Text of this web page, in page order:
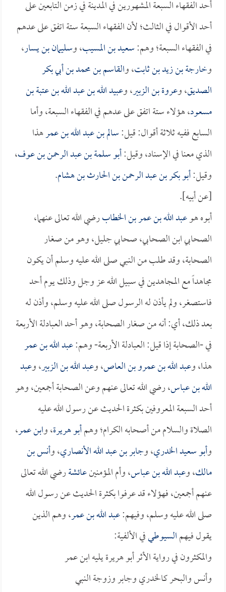
أحد الفقهاء السبعة المشهورين في المدينة في زمن التابعين على
أحد الأقوال في الثالث؛ لأن الفقهاء السبعة ستة اتفق على عدهم
في الفقهاء السبعة؛ وهم:سعيد بن المسيب، وسليمان بن يسار،
وخارجة بن زيد بن ثابت، والقاسم بن محمد بن أبي بكر
الصديق، وعروة بن الزبير، وعبيد الله بن عبد الله بن عتبة بن
مسعود، هؤلاء ستة اتفق على عدهم في الفقهاء السبعة، وأما
السابع ففيه ثلاثة أقوال: قيل:سالم بن عبد الله بن عمرهذا
الذي معنا في الإسناد، وقيل:أبو سلمة بن عبد الرحمن بن عوف،
وقيل:أبو بكر بن عبد الرحمن بن الحارث بن هشام.
[عن أبيه].
أبوه هوعبد الله بن عمر بن الخطابرضي الله تعالى عنهما،
الصحابي ابن الصحابي، صحابي جليل، وهو من صغار
الصحابة، وقد طلب من النبي صلى الله عليه وسلم أن يكون
مجاهداً مع المجاهدين في سبيل الله عز وجل وذلك يوم أحد
فاستصغر، ولم يأذن له الرسول صلى الله عليه وسلم، وأذن له
بعد ذلك، أي: أنه من صغار الصحابة، وهو أحد العبادلة الأربعة
في -الصحابة إذا قيل: العبادلة الأربعة- وهم:عبد الله بن عمر
هذا، وعبد الله بن عمرو بن العاص، وعبد الله بن الزبير، وعبد
الله بن عباس، رضي الله تعالى عنهم وعن الصحابة أجمعين، وهو
أحد السبعة المعروفين بكثرة الحديث عن رسول الله عليه
الصلاة والسلام من أصحابه الكرام؛ وهمأبو هريرة، وابن عمر،
وأبو سعيد الخدري، وجابر بن عبد الله الأنصاري، وأنس بن
مالك، وعبد الله بن عباس، وأم المؤمنينعائشةرضي الله تعالى
عنهم أجمعين، فهؤلاء قد عرفوا بكثرة الحديث عن رسول الله
صلى الله عليه وسلم، وفيهم:عبد الله بن عمر، وهم الذين
يقول فيهمالسيوطيفي الألفية:
والمكثرون في رواية الأثر أبو هريرة يليه ابن عمر
وأنس والبحر كالخدري وجابر وزوجة النبي